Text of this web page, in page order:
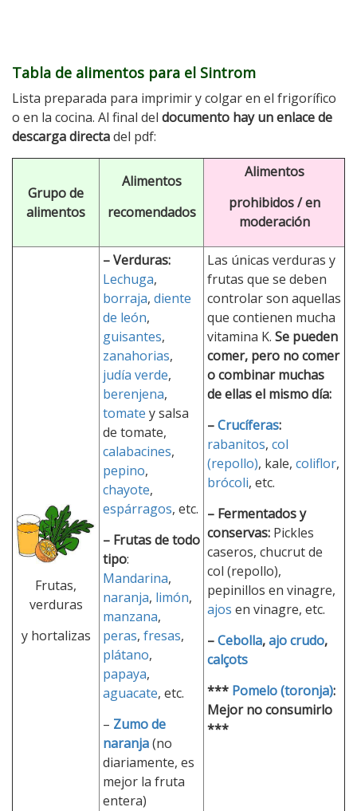
Tabla de alimentos para el Sintrom
Lista preparada para imprimir y colgar en el frigorífico
o en la cocina. Al final del documento hay un enlace de
descarga directadel pdf:
Grupo de
alimentos
Alimentos
recomendados
Alimentos
prohibidos / en
moderación
Frutas,
verduras
y hortalizas
– Verduras:
Lechuga,
borraja, diente
de león,
guisantes,
zanahorias,
judía verde,
berenjena,
tomate y salsa
de tomate,
calabacines,
pepino,
chayote,
espárragos, etc.
– Frutas de todo
tipo:
Mandarina,
naranja, limón,
manzana,
peras, fresas,
plátano,
papaya,
aguacate, etc.
– Zumo de
naranja(no
diariamente, es
mejor la fruta
entera)
Las únicas verduras y
frutas que se deben
controlar son aquellas
que contienen mucha
vitamina K. Se pueden
comer, pero no comer
o combinar muchas
de ellas el mismo día:
–Crucíferas:
rabanitos, col
(repollo), kale, coliflor,
brócoli, etc.
– Fermentados y
conservas: Pickles
caseros, chucrut de
col (repollo),
pepinillos en vinagre,
ajos en vinagre, etc.
–Cebolla,ajo crudo,
calçots
*** Pomelo (toronja):
Mejor no consumirlo
***